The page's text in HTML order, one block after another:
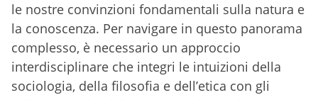
le nostre convinzioni fondamentali sulla natura e
la conoscenza. Per navigare in questo panorama
complesso, è necessario un approccio
interdisciplinare che integri le intuizioni della
sociologia, della filosofia e dell’etica con gli